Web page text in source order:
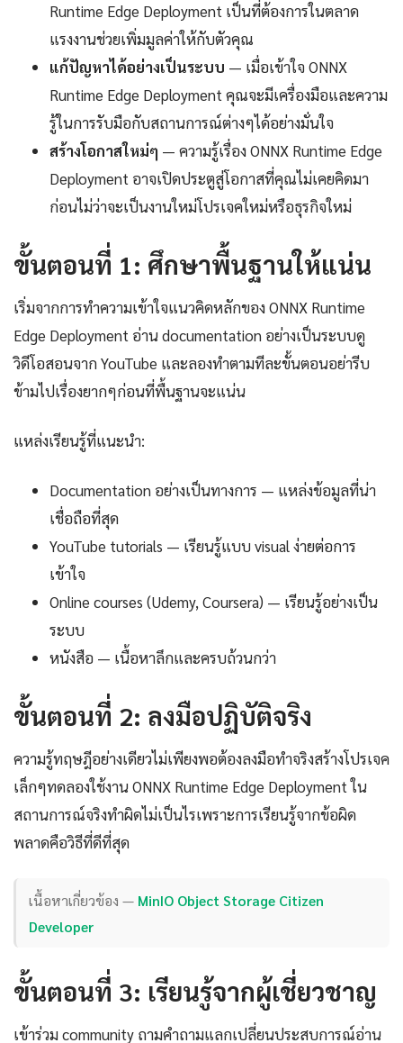
Runtime Edge Deployment เป็นที่ต้องการในตลาด
แรงงานช่วยเพิ่มมูลค่าให้กับตัวคุณ
แก้ปัญหาได้อย่างเป็นระบบ — เมื่อเข้าใจ ONNX
Runtime Edge Deployment คุณจะมีเครื่องมือและความ
รู้ในการรับมือกับสถานการณ์ต่างๆได้อย่างมั่นใจ
สร้างโอกาสใหม่ๆ — ความรู้เรื่อง ONNX Runtime Edge
Deployment อาจเปิดประตูสู่โอกาสที่คุณไม่เคยคิดมา
ก่อนไม่ว่าจะเป็นงานใหม่โปรเจคใหม่หรือธุรกิจใหม่
ขั้นตอนที่ 1: ศึกษาพื้นฐานให้แน่น
เริ่มจากการทำความเข้าใจแนวคิดหลักของ ONNX Runtime
Edge Deployment อ่าน documentation อย่างเป็นระบบดู
วิดีโอสอนจาก YouTube และลองทำตามทีละขั้นตอนอย่ารีบ
ข้ามไปเรื่องยากๆก่อนที่พื้นฐานจะแน่น
แหล่งเรียนรู้ที่แนะนำ:
Documentation อย่างเป็นทางการ — แหล่งข้อมูลที่น่า
เชื่อถือที่สุด
YouTube tutorials — เรียนรู้แบบ visual ง่ายต่อการ
เข้าใจ
Online courses (Udemy, Coursera) — เรียนรู้อย่างเป็น
ระบบ
หนังสือ — เนื้อหาลึกและครบถ้วนกว่า
ขั้นตอนที่ 2: ลงมือปฏิบัติจริง
ความรู้ทฤษฎีอย่างเดียวไม่เพียงพอต้องลงมือทำจริงสร้างโปรเจค
เล็กๆทดลองใช้งาน ONNX Runtime Edge Deployment ใน
สถานการณ์จริงทำผิดไม่เป็นไรเพราะการเรียนรู้จากข้อผิด
พลาดคือวิธีที่ดีที่สุด
เนื้อหาเกี่ยวข้อง — MinIO Object Storage Citizen
Developer
ขั้นตอนที่ 3: เรียนรู้จากผู้เชี่ยวชาญ
เข้าร่วม community ถามคำถามแลกเปลี่ยนประสบการณ์อ่าน